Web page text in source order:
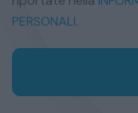
PERSONALI.